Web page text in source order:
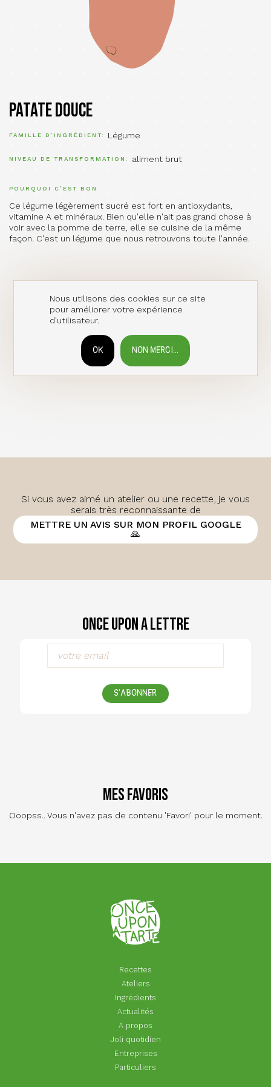
Patate douce
FAMILLE D’INGRÉDIENT Légume
NIVEAU DE TRANSFORMATION aliment brut
POURQUOI C’EST BON
Ce légume légèrement sucré est fort en antioxydants,
vitamine A et minéraux. Bien qu'elle n'ait pas grand chose à
voir avec la pomme de terre, elle se cuisine de la même
façon. C'est un légume que nous retrouvons toute l'année.
Si vous avez aimé un atelier ou une recette, je vous
serais très reconnaissante de
METTRE UN AVIS SUR MON PROFIL GOOGLE
🙏
Once Upon a Lettre
S'ABONNER
Mes favoris
Ooopss.. Vous n'avez pas de contenu 'Favori' pour le moment.
Recettes
Ateliers
Ingrédients
Actualités
A propos
Joli quotidien
Entreprises
Particuliers
Nous utilisons des cookies sur ce site
pour améliorer votre expérience
d'utilisateur.
NON MERCI...
OK
RETIRER LE CONSENTEMENT